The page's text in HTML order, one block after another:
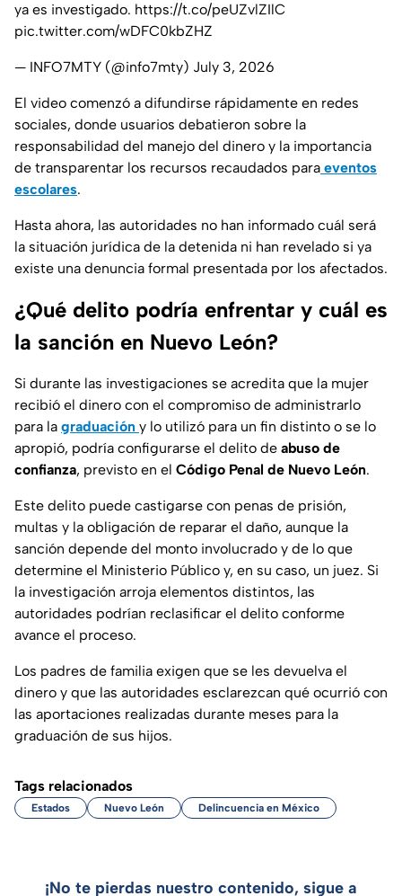
ya es investigado. https://t.co/peUZvlZIlC
pic.twitter.com/wDFC0kbZHZ
— INFO7MTY (@info7mty) July 3, 2026
El video comenzó a difundirse rápidamente en redes
sociales, donde usuarios debatieron sobre la
responsabilidad del manejo del dinero y la importancia
de transparentar los recursos recaudados para eventos
escolares.
Hasta ahora, las autoridades no han informado cuál será
la situación jurídica de la detenida ni han revelado si ya
existe una denuncia formal presentada por los afectados.
¿Qué delito podría enfrentar y cuál es
la sanción en Nuevo León?
Si durante las investigaciones se acredita que la mujer
recibió el dinero con el compromiso de administrarlo
para la graduación y lo utilizó para un fin distinto o se lo
apropió, podría configurarse el delito de abuso de
confianza, previsto en el Código Penal de Nuevo León.
Este delito puede castigarse con penas de prisión,
multas y la obligación de reparar el daño, aunque la
sanción depende del monto involucrado y de lo que
determine el Ministerio Público y, en su caso, un juez. Si
la investigación arroja elementos distintos, las
autoridades podrían reclasificar el delito conforme
avance el proceso.
Los padres de familia exigen que se les devuelva el
dinero y que las autoridades esclarezcan qué ocurrió con
las aportaciones realizadas durante meses para la
graduación de sus hijos.
Tags relacionados
Estados Nuevo León Delincuencia en México
¡No te pierdas nuestro contenido, sigue a